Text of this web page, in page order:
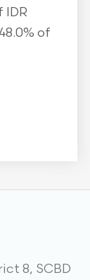
IDR
of
8, SCBD